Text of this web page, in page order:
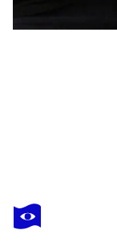
TRAYKO
POPOV